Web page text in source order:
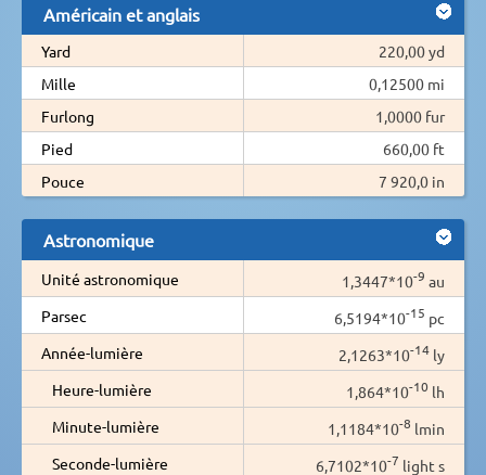
Américain et anglais
Yard
220,00 yd
Mille
0,12500 mi
Furlong
1,0000 fur
Pied
660,00 ft
Pouce
7 920,0 in
Astronomique
Unité astronomique 1,3447*10-9 au
Parsec
6,5194*10-15 pc
Année-lumière
2,1263*10-14 ly
Heure-lumière
1,864*10-10 lh
Minute-lumière
1,1184*10-8 lmin
Seconde-lumière
6,7102*10-7 light s